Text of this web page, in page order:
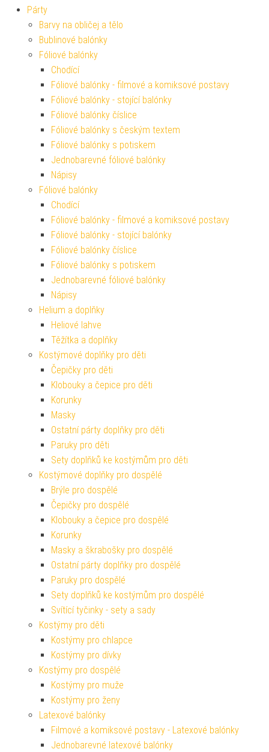
Párty
Barvy na obličej a tělo
Bublinové balónky
Fóliové balónky
Chodící
Fóliové balónky - filmové a komiksové postavy
Fóliové balónky - stojící balónky
Fóliové balónky číslice
Fóliové balónky s českým textem
Fóliové balónky s potiskem
Jednobarevné fóliové balónky
Nápisy
Fóliové balónky
Chodící
Fóliové balónky - filmové a komiksové postavy
Fóliové balónky - stojící balónky
Fóliové balónky číslice
Fóliové balónky s potiskem
Jednobarevné fóliové balónky
Nápisy
Helium a doplňky
Heliové lahve
Těžítka a doplňky
Kostýmové doplňky pro děti
Čepičky pro děti
Klobouky a čepice pro děti
Korunky
Masky
Ostatní párty doplňky pro děti
Paruky pro děti
Sety doplňků ke kostýmům pro děti
Kostýmové doplňky pro dospělé
Brýle pro dospělé
Čepičky pro dospělé
Klobouky a čepice pro dospělé
Korunky
Masky a škrabošky pro dospělé
Ostatní párty doplňky pro dospělé
Paruky pro dospělé
Sety doplňků ke kostýmům pro dospělé
Svítící tyčinky - sety a sady
Kostýmy pro děti
Kostýmy pro chlapce
Kostýmy pro dívky
Kostýmy pro dospělé
Kostýmy pro muže
Kostýmy pro ženy
Latexové balónky
Filmové a komiksové postavy - Latexové balónky
Jednobarevné latexové balónky